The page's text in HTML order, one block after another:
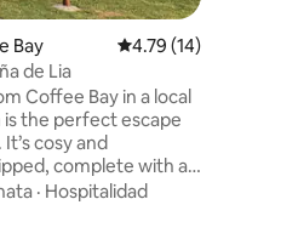
33 reseñas
Bay Calificación
4.79 (14)
de Lia
Coffee Bay in a local
is the perfect escape
cosy and
complete with a
yard to welcome pets.
· Hospitalidad